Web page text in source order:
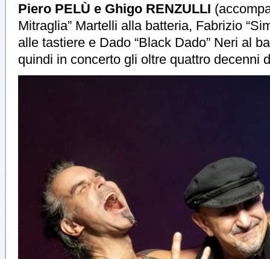
Piero PELÙ e Ghigo RENZULLI
Mitraglia” Martelli alla batteria, Fabrizio
alle tastiere e Dado “Black Dado” Neri al
quindi in concerto gli oltre quattro decenni